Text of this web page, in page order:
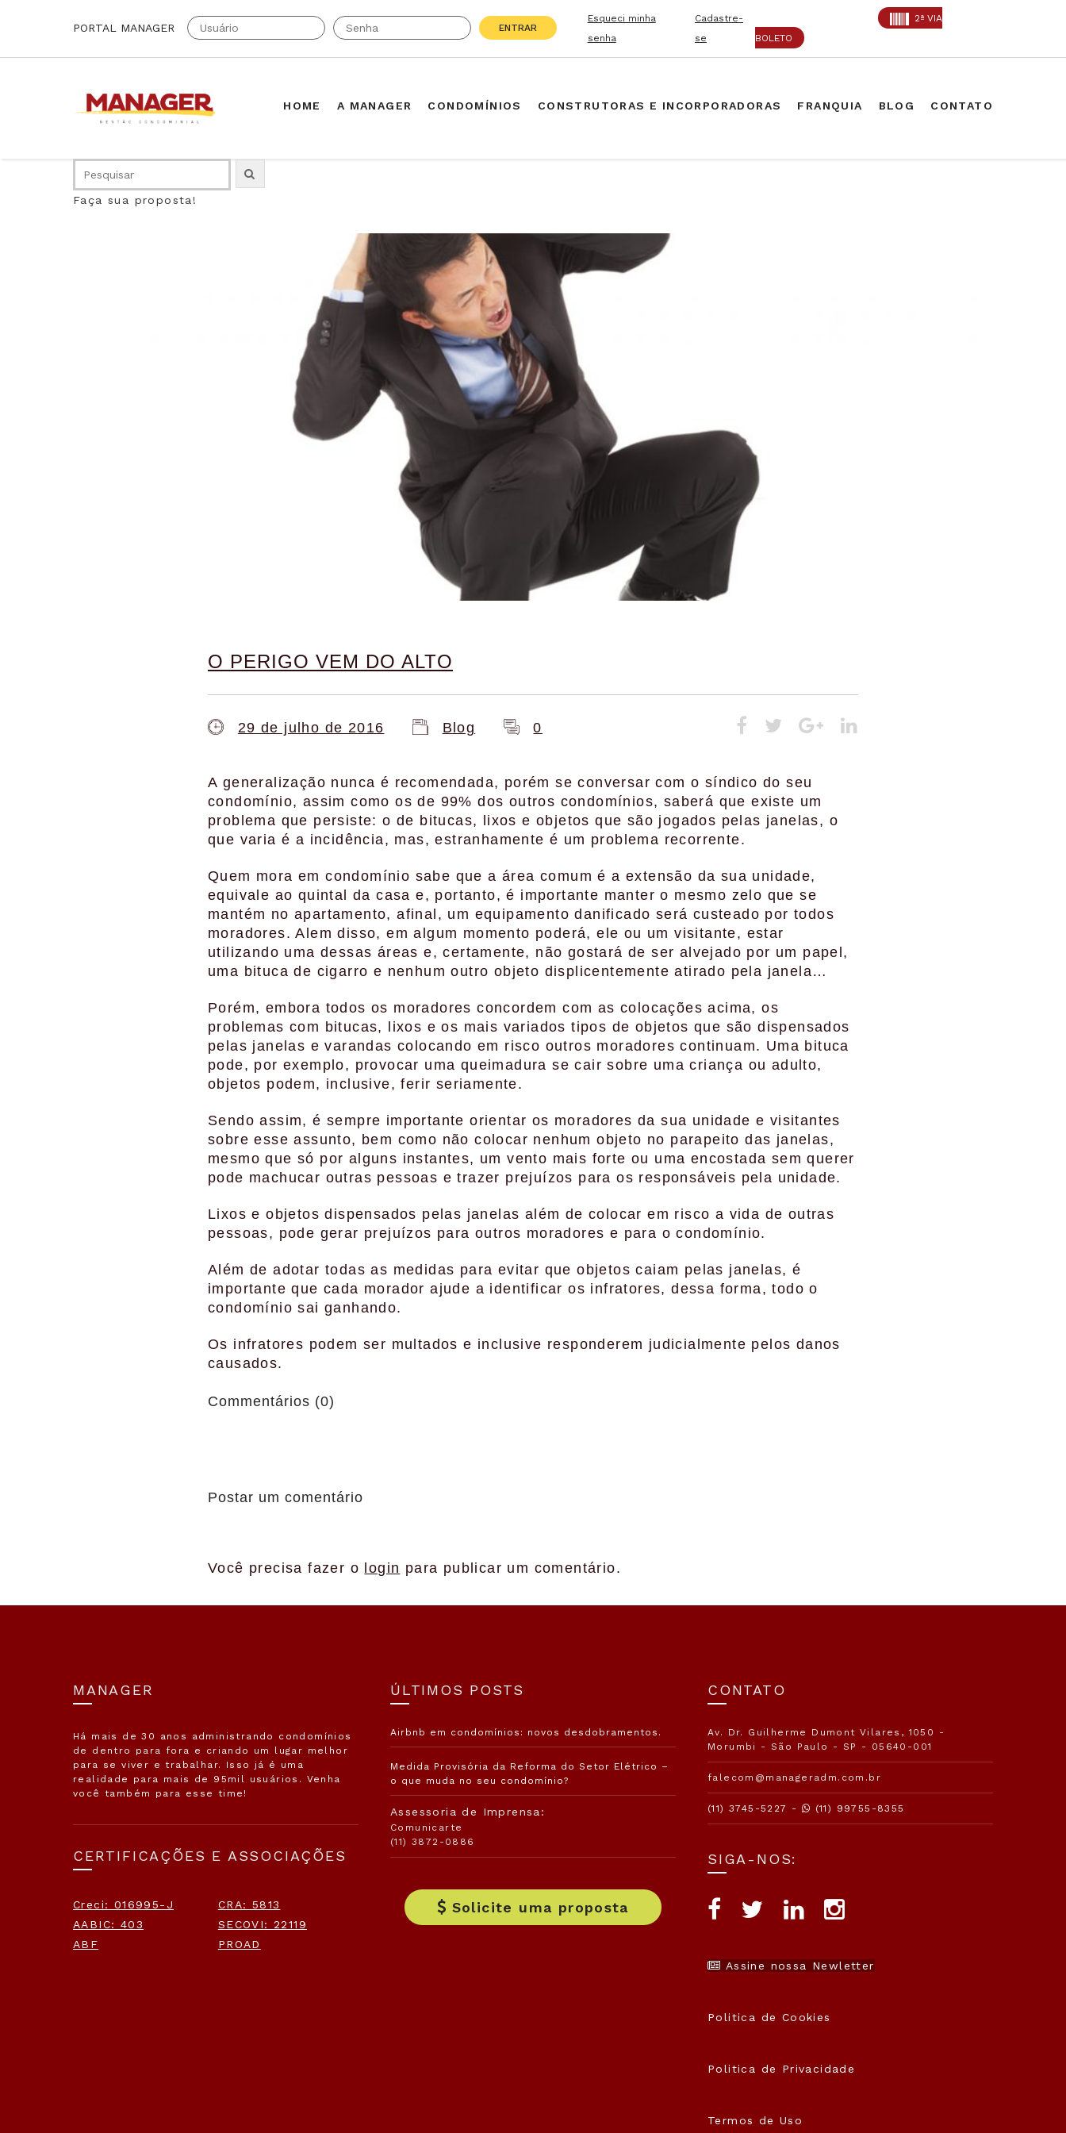
PORTAL MANAGER ENTRAR
Esqueci minha
senha
Cadastre-
se
2ª VIA
BOLETO
HOME A MANAGER CONDOMÍNIOS CONSTRUTORAS E INCORPORADORAS FRANQUIA BLOG CONTATO
Faça sua proposta!
O PERIGO VEM DO ALTO
29 de julho de 2016 Blog 0
A generalização nunca é recomendada, porém se conversar com o síndico do seu
condomínio, assim como os de 99% dos outros condomínios, saberá que existe um
problema que persiste: o de bitucas, lixos e objetos que são jogados pelas janelas, o
que varia é a incidência, mas, estranhamente é um problema recorrente.
Quem mora em condomínio sabe que a área comum é a extensão da sua unidade,
equivale ao quintal da casa e, portanto, é importante manter o mesmo zelo que se
mantém no apartamento, afinal, um equipamento danificado será custeado por todos
moradores. Alem disso, em algum momento poderá, ele ou um visitante, estar
utilizando uma dessas áreas e, certamente, não gostará de ser alvejado por um papel,
uma bituca de cigarro e nenhum outro objeto displicentemente atirado pela janela…
Porém, embora todos os moradores concordem com as colocações acima, os
problemas com bitucas, lixos e os mais variados tipos de objetos que são dispensados
pelas janelas e varandas colocando em risco outros moradores continuam. Uma bituca
pode, por exemplo, provocar uma queimadura se cair sobre uma criança ou adulto,
objetos podem, inclusive, ferir seriamente.
Sendo assim, é sempre importante orientar os moradores da sua unidade e visitantes
sobre esse assunto, bem como não colocar nenhum objeto no parapeito das janelas,
mesmo que só por alguns instantes, um vento mais forte ou uma encostada sem querer
pode machucar outras pessoas e trazer prejuízos para os responsáveis pela unidade.
Lixos e objetos dispensados pelas janelas além de colocar em risco a vida de outras
pessoas, pode gerar prejuízos para outros moradores e para o condomínio.
Além de adotar todas as medidas para evitar que objetos caiam pelas janelas, é
importante que cada morador ajude a identificar os infratores, dessa forma, todo o
condomínio sai ganhando.
Os infratores podem ser multados e inclusive responderem judicialmente pelos danos
causados.
Commentários (0)
Postar um comentário
Você precisa fazer o login para publicar um comentário.
MANAGER
Há mais de 30 anos administrando condomínios
de dentro para fora e criando um lugar melhor
para se viver e trabalhar. Isso já é uma
realidade para mais de 95mil usuários. Venha
você também para esse time!
CERTIFICAÇÕES E ASSOCIAÇÕES
Creci: 016995-J
CRA: 5813
AABIC: 403
SECOVI: 22119
ABF
PROAD
ÚLTIMOS POSTS
Airbnb em condomínios: novos desdobramentos.
Medida Provisória da Reforma do Setor Elétrico –
o que muda no seu condomínio?
Assessoria de Imprensa:
Comunicarte
(11) 3872-0886
Solicite uma proposta
CONTATO
Av. Dr. Guilherme Dumont Vilares, 1050 -
Morumbi - São Paulo - SP - 05640-001
falecom@manageradm.com.br
(11) 3745-5227 - (11) 99755-8355
SIGA-NOS:
Assine nossa Newletter
Politica de Cookies
Politica de Privacidade
Termos de Uso